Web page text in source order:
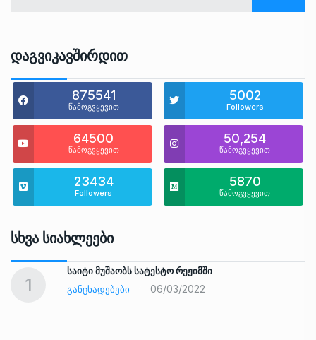
Დაგვიკავშირდით
875541
წამოგვყევით
5002
Followers
64500
წამოგვყევით
50,254
წამოგვყევით
23434
Followers
5870
წამოგვყევით
Სხვა Სიახლეები
1
საიტი მუშაობს სატესტო რეჟიმში
ᲒᲐᲜᲪᲮᲐᲓᲔᲑᲔᲑᲘ
06/03/2022